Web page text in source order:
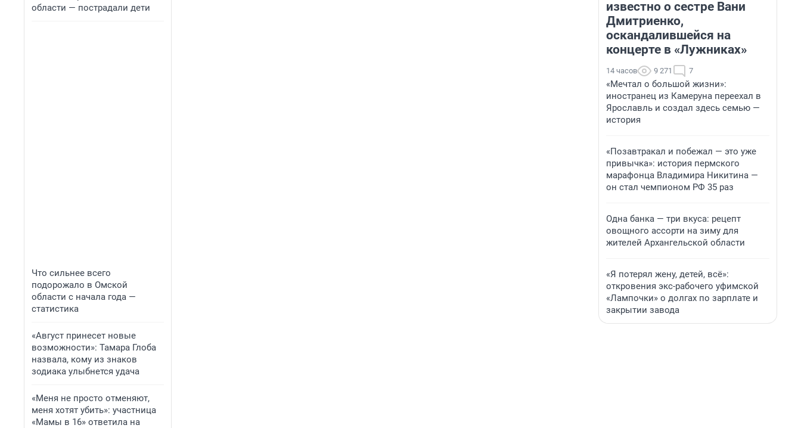
области — пострадали дети
Что сильнее всего
подорожало в Омской
области с начала года —
статистика
«Август принесет новые
возможности»: Тамара Глоба
назвала, кому из знаков
зодиака улыбнется удача
«Меня не просто отменяют,
меня хотят убить»: участница
«Мамы в 16» ответила на
известно о сестре Вани
Дмитриенко,
оскандалившейся на
концерте в «Лужниках»
14 часов 9 271 7
«Мечтал о большой жизни»:
иностранец из Камеруна переехал в
Ярославль и создал здесь семью —
история
«Позавтракал и побежал — это уже
привычка»: история пермского
марафонца Владимира Никитина —
он стал чемпионом РФ 35 раз
Одна банка — три вкуса: рецепт
овощного ассорти на зиму для
жителей Архангельской области
«Я потерял жену, детей, всё»:
откровения экс-рабочего уфимской
«Лампочки» о долгах по зарплате и
закрытии завода